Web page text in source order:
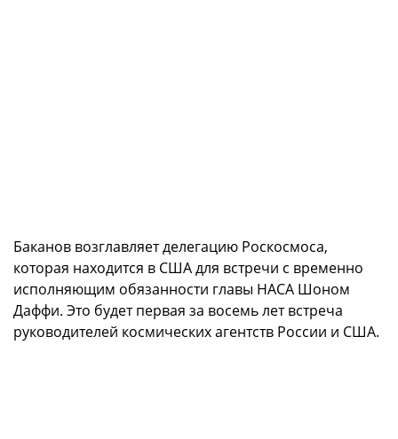
Баканов возглавляет делегацию Роскосмоса,
которая находится в США для встречи с временно
исполняющим обязанности главы НАСА Шоном
Даффи. Это будет первая за восемь лет встреча
руководителей космических агентств России и США.